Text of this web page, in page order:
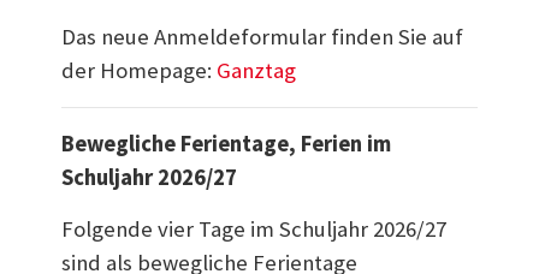
Das neue Anmeldeformular finden Sie auf
der Homepage: Ganztag
Bewegliche Ferientage, Ferien im
Schuljahr 2026/27
Folgende vier Tage im Schuljahr 2026/27
sind als bewegliche Ferientage